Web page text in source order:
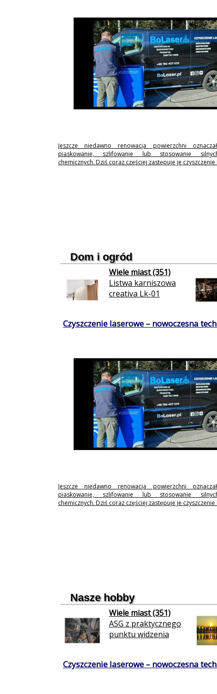
Jeszcze niedawno renowacja powierzchni
piaskowanie, szlifowanie lub stosowanie
chemicznych. Dziś coraz częściej zastępuje je
Dom i ogród
Wiele miast (351)
Listwa karniszowa
creativa Lk-01
Czyszczenie laserowe – nowoczesna
Jeszcze niedawno renowacja powierzchni
piaskowanie, szlifowanie lub stosowanie
chemicznych. Dziś coraz częściej zastępuje je
Nasze hobby
Wiele miast (351)
ASG z praktycznego
punktu widzenia
Czyszczenie laserowe – nowoczesna